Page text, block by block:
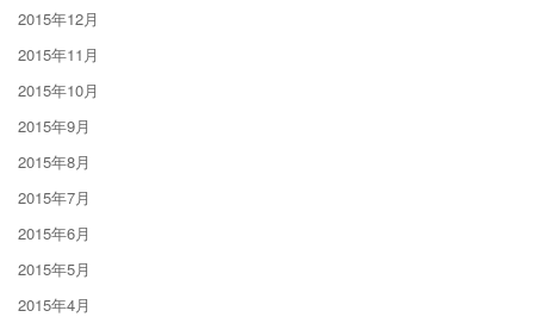
2015年12月
2015年11月
2015年10月
2015年9月
2015年8月
2015年7月
2015年6月
2015年5月
2015年4月